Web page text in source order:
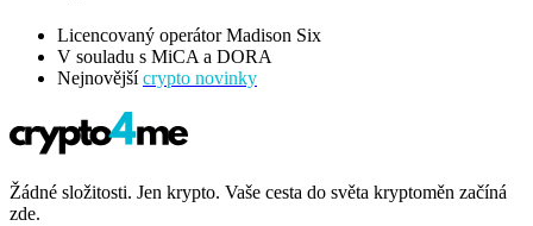
Licencovaný operátor Madison Six
V souladu s MiCA a DORA
Nejnovějšícrypto novinky
Žádné složitosti. Jen krypto. Vaše cesta do světa kryptoměn začíná
zde.